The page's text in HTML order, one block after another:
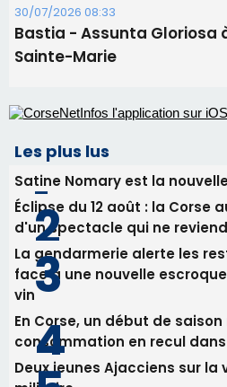
Satine Nomary est la nouvelle
Éclipse du 12 août : la Corse
d'un spectacle qui ne
face à une nouvelle
En Corse, un début de saison
consommation en recul
Deux jeunes Ajacciens sur la
militaire
Newsletter
Inscrivez-vous à la newsletter
email les infos les plus
nos meilleurs articles